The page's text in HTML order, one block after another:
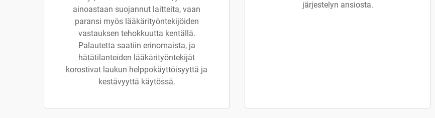
ainoastaan suojannut laitteita, vaan
paransi myös lääkärityöntekijöiden
vastauksen tehokkuutta kentällä.
Palautetta saatiin erinomaista, ja
hätätilanteiden lääkärityöntekijät
korostivat laukun helppokäyttöisyyttä ja
kestävyyttä käytössä.
järjestelyn ansiosta.